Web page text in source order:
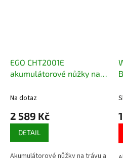
EGO CHT2001E
akumulátorové nůžky na
Na dotaz
2 589 Kč
DETAIL
Akumulátorové nůžky na trávu a